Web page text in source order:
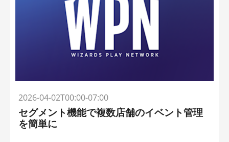
2026-04-02T00:00-07:00
セグメント機能で複数店舗のイベント管理
を簡単に